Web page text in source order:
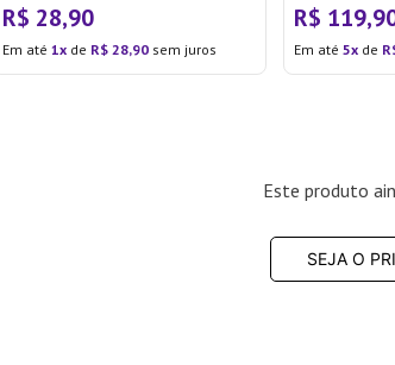
R$ 28,90
Em até 1 de R$ 28,90sem juros
R$ 119,
Em até 5 de
Este produto
SEJA O